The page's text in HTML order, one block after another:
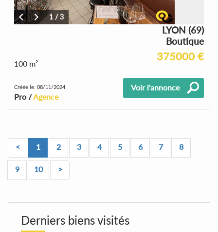
1/3
LYON (69)
Boutique
375000 €
100 m²
Créée le: 08/11/2024
Pro /Agence
Voir l'annonce
< 1 2 3 4 5 6 7 8
9 10 >
Derniers biens visités